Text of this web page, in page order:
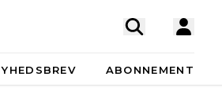
ABONNEMENT